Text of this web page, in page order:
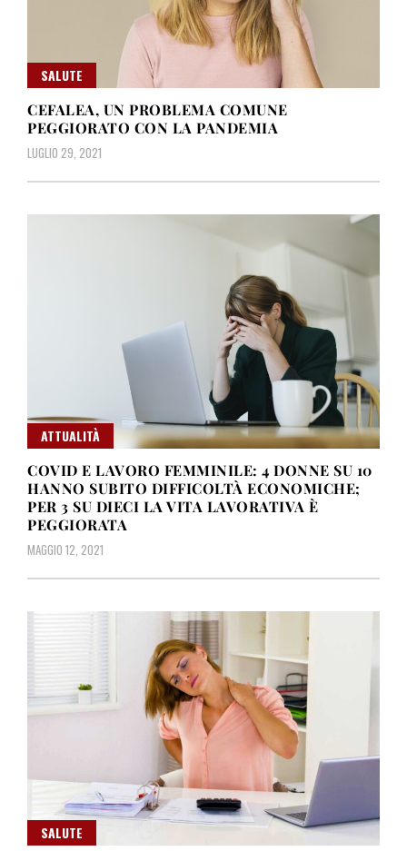
SALUTE
CEFALEA, UN PROBLEMA COMUNE
PEGGIORATO CON LA PANDEMIA
LUGLIO 29, 2021
ATTUALITÀ
COVID E LAVORO FEMMINILE: 4 DONNE SU 10
HANNO SUBITO DIFFICOLTÀ ECONOMICHE;
PER 3 SU DIECI LA VITA LAVORATIVA È
PEGGIORATA
MAGGIO 12, 2021
SALUTE